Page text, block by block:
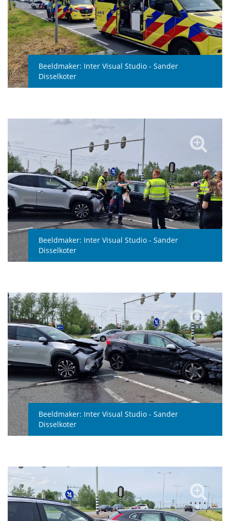
Beeldmaker: Inter Visual Studio - Sander
Disselkoter
Beeldmaker: Inter Visual Studio - Sander
Disselkoter
Beeldmaker: Inter Visual Studio - Sander
Disselkoter